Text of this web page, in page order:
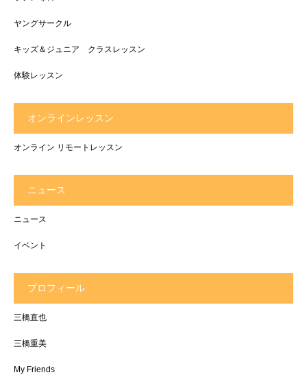
ヤングサークル
キッズ＆ジュニア クラスレッスン
体験レッスン
オンラインレッスン
オンライン リモートレッスン
ニュース
ニュース
イベント
プロフィール
三橋直也
三橋重美
My Friends